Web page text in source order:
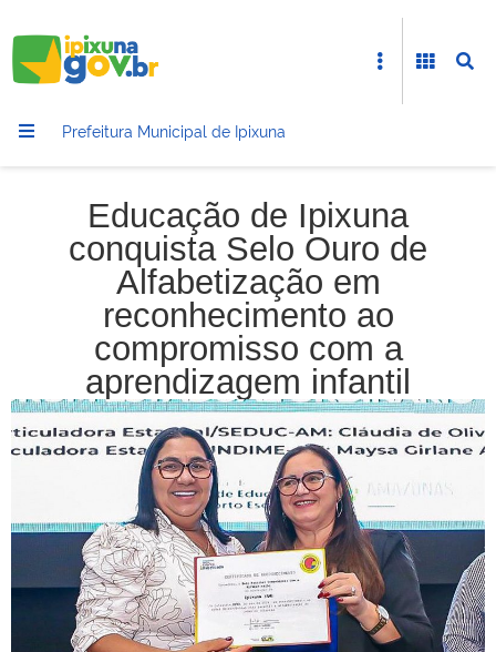
Prefeitura Municipal de Ipixuna
Educação de Ipixuna
conquista Selo Ouro de
Alfabetização em
reconhecimento ao
compromisso com a
aprendizagem infantil